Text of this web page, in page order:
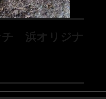
チ 浜オリジナ